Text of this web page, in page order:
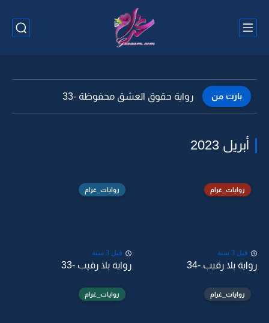
بارت من رواية حقوق العشق محفوظة -33
أبريل 2023
روايات_غرام
قبل 3 سنة
رواية بلا رقيب -34
روايات_غرام
قبل 3 سنة
رواية بلا رقيب -33
روايات_غرام روايات_غرام